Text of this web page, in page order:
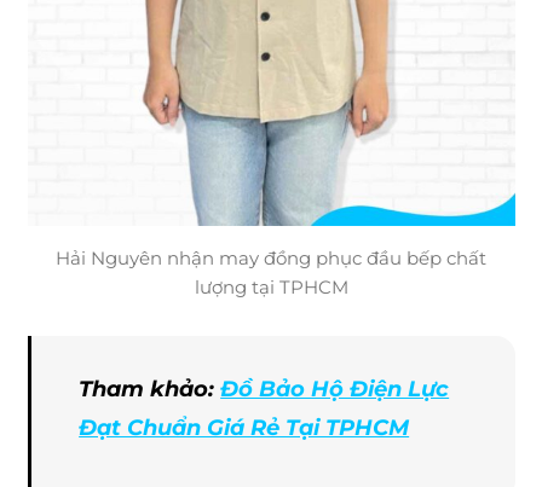
Hải Nguyên nhận may đồng phục đầu bếp chất
lượng tại TPHCM
Tham khảo:Đồ Bảo Hộ Điện Lực
Đạt Chuẩn Giá Rẻ Tại TPHCM